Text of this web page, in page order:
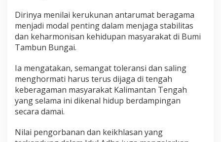
Dirinya menilai kerukunan antarumat beragama
menjadi modal penting dalam menjaga stabilitas
dan keharmonisan kehidupan masyarakat di Bumi
Tambun Bungai.
Ia mengatakan, semangat toleransi dan saling
menghormati harus terus dijaga di tengah
keberagaman masyarakat Kalimantan Tengah
yang selama ini dikenal hidup berdampingan
secara damai.
Nilai pengorbanan dan keikhlasan yang